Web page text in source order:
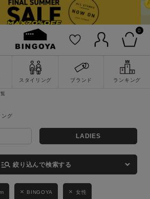
0
スタイリング ブランド ランキング
詳細検索
LADIES
manage_search 絞り込んで検索する
BINGOYA 女性